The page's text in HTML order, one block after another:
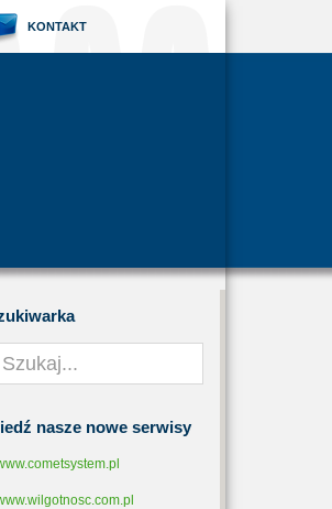
KONTAKT
nasze nowe serwisy